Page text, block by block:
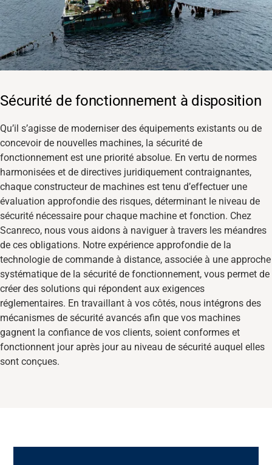
Sécurité de fonctionnement à disposition
Qu’il s’agisse de moderniser des équipements existants ou de
concevoir de nouvelles machines, la sécurité de
fonctionnement est une priorité absolue. En vertu de normes
harmonisées et de directives juridiquement contraignantes,
chaque constructeur de machines est tenu d’effectuer une
évaluation approfondie des risques, déterminant le niveau de
sécurité nécessaire pour chaque machine et fonction. Chez
Scanreco, nous vous aidons à naviguer à travers les méandres
de ces obligations. Notre expérience approfondie de la
technologie de commande à distance, associée à une approche
systématique de la sécurité de fonctionnement, vous permet de
créer des solutions qui répondent aux exigences
réglementaires. En travaillant à vos côtés, nous intégrons des
mécanismes de sécurité avancés afin que vos machines
gagnent la confiance de vos clients, soient conformes et
fonctionnent jour après jour au niveau de sécurité auquel elles
sont conçues.